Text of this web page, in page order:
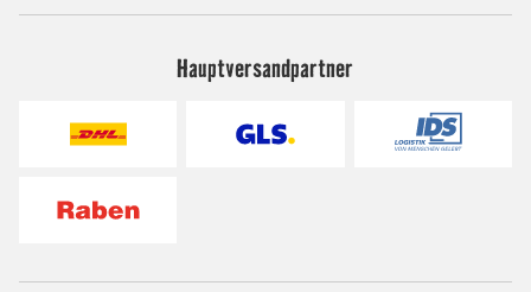
Hauptversandpartner